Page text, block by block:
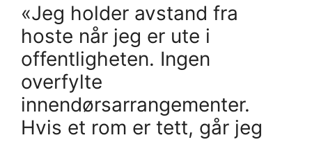
«Jeg holder avstand fra
hoste når jeg er ute i
offentligheten. Ingen
overfylte
innendørsarrangementer.
Hvis et rom er tett, går jeg